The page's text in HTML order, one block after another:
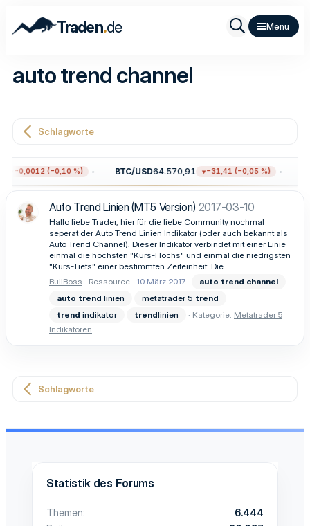
Traden.de
auto trend channel
Schlagworte
−0,0012 (−0,10 %) BTC/USD64.570,91 −31,41 (−0,05 %)
Auto Trend Linien (MT5 Version) 2017-03-10
Hallo liebe Trader, hier für die liebe Community nochmal
seperat der Auto Trend Linien Indikator (oder auch bekannt als
Auto Trend Channel). Dieser Indikator verbindet mit einer Linie
einmal die höchsten "Kurs-Hochs" und einmal die niedrigsten
"Kurs-Tiefs" einer bestimmten Zeiteinheit. Die...
BullBoss
Ressource 10 März 2017 auto trend channel
auto trend linien metatrader 5 trend
trend indikator trendlinien Kategorie: Metatrader 5
Indikatoren
Schlagworte
Statistik des Forums
Themen
6.444